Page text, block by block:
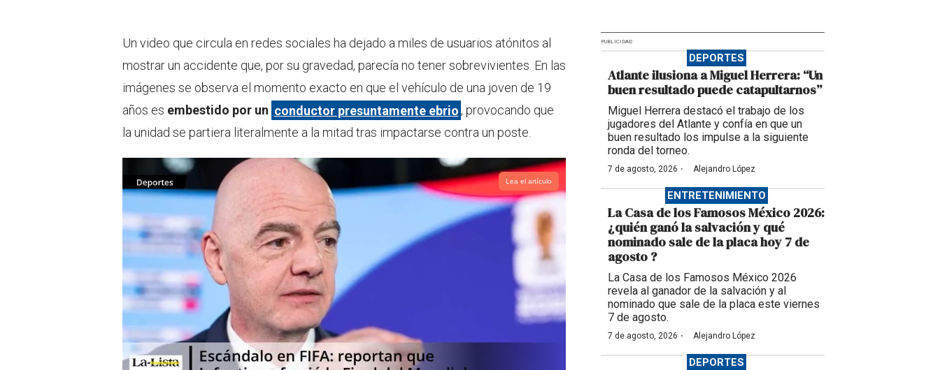
s
p
p
Un video que circula en redes sociales ha dejado a miles de usuarios atónitos al
mostrar un accidente que, por su gravedad, parecía no tener sobrevivientes. En las
imágenes se observa el momento exacto en que el vehículo de una joven de 19
años es embestido por un conductor presuntamente ebrio, provocando que
la unidad se partiera literalmente a la mitad tras impactarse contra un poste.
Lea el artículo
PUBLICIDAD
DEPORTES
Atlante ilusiona a Miguel Herrera: “Un
buen resultado puede catapultarnos”
Miguel Herrera destacó el trabajo de los
jugadores del Atlante y confía en que un
buen resultado los impulse a la siguiente
ronda del torneo.
7 de agosto, 2026 · Alejandro López
ENTRETENIMIENTO
La Casa de los Famosos México 2026:
¿quién ganó la salvación y qué
nominado sale de la placa hoy 7 de
agosto ?
La Casa de los Famosos México 2026
revela al ganador de la salvación y al
nominado que sale de la placa este viernes
7 de agosto.
7 de agosto, 2026 · Alejandro López
DEPORTES